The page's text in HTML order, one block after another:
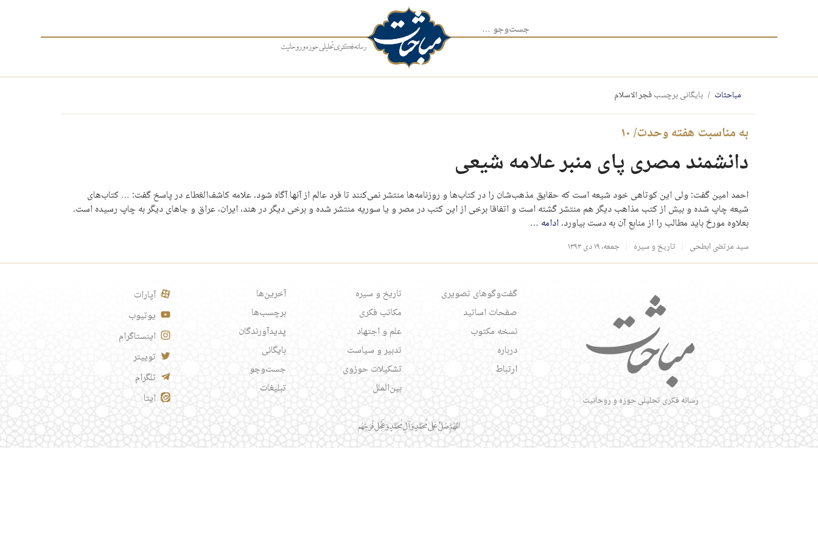
جست‌وجو برای:
مباحثات بایگانی برچسبفجر الاسلام
به مناسبت هفته وحدت/ ۱۰
دانشمند مصری پای منبر علامه شیعی
احمد امین گفت: ولی این کوتاهی خود شیعه است که حقایق مذهب‌شان را در کتاب‌ها و روزنامه‌ها منتشر نمی‌کنند تا فرد عالم از آنها آگاه شود. علامه کاشف‌الغطاء در پاسخ گفت: … کتاب‌های
شیعه چاپ شده و بیش از کتب مذاهب دیگر هم منتشر گشته است و اتفاقا برخی از این کتب در مصر و یا سوریه منتشر شده و برخی دیگر در هند، ایران، عراق و جاهای دیگر به چاپ رسیده است.
بعلاوه مورخ باید مطالب را از منابع آن به دست بیاورد.ادامه …
سید مرتضی ابطحی تاریخ و سیره جمعه، ۱۹ دی ۱۳۹۳
رسانه فکری تحلیلی حوزه و روحانیت
گفت‌وگوهای تصویری
صفحات اساتید
نسخه مکتوب
درباره
ارتباط
تاریخ و سیره
مکاتب فکری
علم و اجتهاد
تدبیر و سیاست
تشکیلات حوزوی
بین‌الملل
آخرین‌ها
برچسب‌ها
پدیدآورندگان
بایگانی
جست‌وجو
تبلیغات
آپارات
یوتیوب
اینستاگرام
توییتر
تلگرام
ایتا